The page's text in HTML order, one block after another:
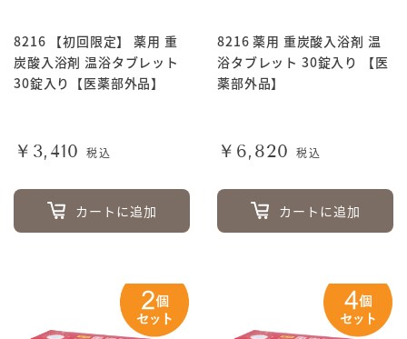
8216 【初回限定】 薬用 重
炭酸入浴剤 温浴タブレット
30錠入り【医薬部外品】
￥3,410税込
カートに追加
8216 薬用 重炭酸入浴剤 温
浴タブレット 30錠入り 【医
薬部外品】
￥6,820税込
カートに追加